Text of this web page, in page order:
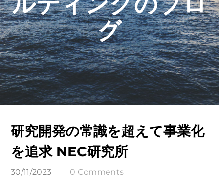
グ
研究開発の常識を超えて事業化
を追求 NEC研究所
30/11/2023 0 Comments